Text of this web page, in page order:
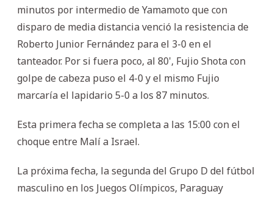
minutos por intermedio de Yamamoto que con
disparo de media distancia venció la resistencia de
Roberto Junior Fernández para el 3-0 en el
tanteador. Por si fuera poco, al 80', Fujio Shota con
golpe de cabeza puso el 4-0 y el mismo Fujio
marcaría el lapidario 5-0 a los 87 minutos.
Esta primera fecha se completa a las 15:00 con el
choque entre Malí a Israel.
La próxima fecha, la segunda del Grupo D del fútbol
masculino en los Juegos Olímpicos, Paraguay